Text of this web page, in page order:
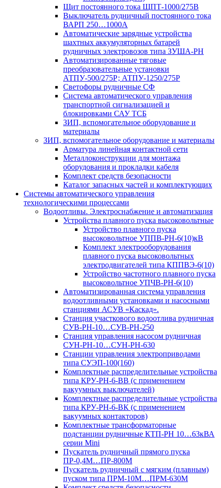
Щит постоянного тока ЩПТ-1000/275В
Выключатель рудничный постоянного тока
ВАРП 250…1000А
Автоматические зарядные устройства
шахтных аккумуляторных батарей
рудничных электровозов типа ЗУША-РН
Автоматизированные тяговые
преобразовательные установки
АТПУ-500/275Р; АТПУ-1250/275Р
Светофоры рудничные СФ
Система автоматического управления
транспортной сигнализацией и
блокировками САУ ТСБ
ЗИП, вспомогательное оборудование и
материалы
ЗИП, вспомогательное оборудование и материалы
Арматура линейная контактной сети
Металлоконструкции для монтажа
оборудования и прокладки кабеля
Комплект средств безопасности
Каталог запасных частей и комплектующих
Системы автоматического управления
технологическими процессами
Водоотливы. Электроснабжение и автоматизация
Устройства плавного пуска высоковольтные
Устройство плавного пуска
высоковольтное УППВ-РН-6(10)кВ
Комплект электрооборудования
плавного пуска высоковольтных
электродвигателей типа КППВЭ-6(10)
Устройство частотного плавного пуска
высоковольтное УПЧВ-РН-6(10)
Автоматизированная система управления
водоотливными установками и насосными
станциями АСУВ «Каскад».
Станция участкового водоотлива рудничная
СУВ-РН-10…СУВ-РН-250
Станция управления насосом рудничная
СУН-РН-10…СУН-РН-630
Станции управления электроприводами
типа СУЭП-100(160)
Комплектные распределительные устройства
типа КРУ-РН-6-ВВ (с применением
вакуумных выключателей)
Комплектные распределительные устройства
типа КРУ-РН-6-ВК (с применением
вакуумных контакторов)
Комплектные трансформаторные
подстанции рудничные КТП-РН 10…63кВА
серии Mini
Пускатель рудничный прямого пуска
ПР-0,4М…ПР-800М
Пускатель рудничный с мягким (плавным)
пуском типа ПРМ-10М…ПРМ-630М